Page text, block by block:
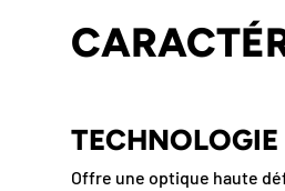
Offre une optique haute